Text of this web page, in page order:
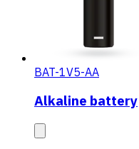
BAT-1V5-AA
Alkaline battery